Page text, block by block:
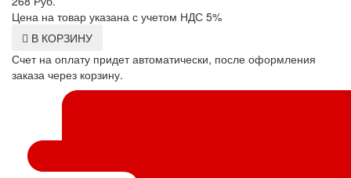
Цена на товар указана с учетом НДС 5%
В КОРЗИНУ
Счет на оплату придет автоматически, после оформления
заказа через корзину.